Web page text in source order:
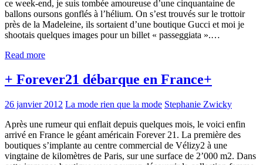
ce week-end, je suis tombée amoureuse d’une cinquantaine de
ballons oursons gonflés à l’hélium. On s’est trouvés sur le trottoir
près de la Madeleine, ils sortaient d’une boutique Gucci et moi je
shootais quelques images pour un billet « passeggiata ».…
Read more
+ Forever21 débarque en France+
26 janvier 2012 La mode rien que la mode Stephanie Zwicky
Après une rumeur qui enflait depuis quelques mois, le voici enfin
arrivé en France le géant américain Forever 21. La première des
boutiques s’implante au centre commercial de Vélizy2 à une
vingtaine de kilomètres de Paris, sur une surface de 2’000 m2. Dans